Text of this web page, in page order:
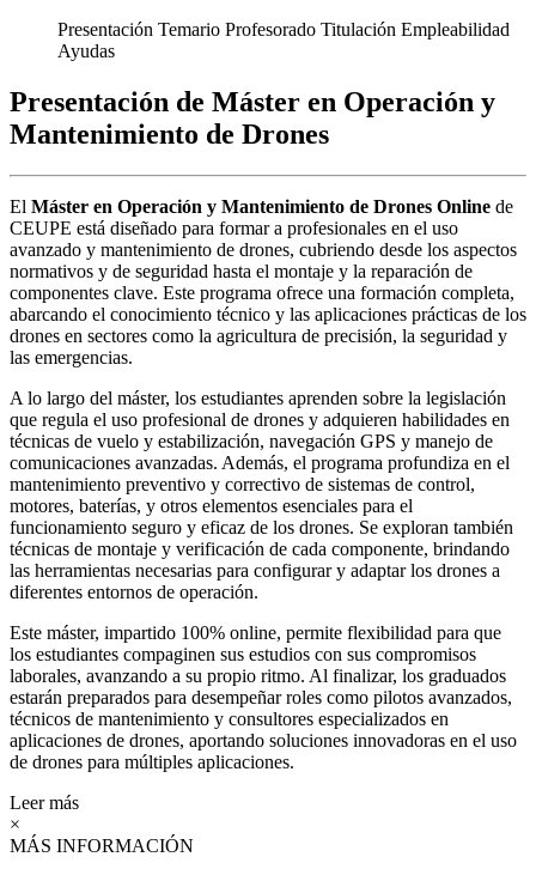
Presentación Temario Profesorado Titulación Empleabilidad
Ayudas
Presentación de Máster en Operación y
Mantenimiento de Drones
El Máster en Operación y Mantenimiento de Drones Online de
CEUPE está diseñado para formar a profesionales en el uso
avanzado y mantenimiento de drones, cubriendo desde los aspectos
normativos y de seguridad hasta el montaje y la reparación de
componentes clave. Este programa ofrece una formación completa,
abarcando el conocimiento técnico y las aplicaciones prácticas de los
drones en sectores como la agricultura de precisión, la seguridad y
las emergencias.
A lo largo del máster, los estudiantes aprenden sobre la legislación
que regula el uso profesional de drones y adquieren habilidades en
técnicas de vuelo y estabilización, navegación GPS y manejo de
comunicaciones avanzadas. Además, el programa profundiza en el
mantenimiento preventivo y correctivo de sistemas de control,
motores, baterías, y otros elementos esenciales para el
funcionamiento seguro y eficaz de los drones. Se exploran también
técnicas de montaje y verificación de cada componente, brindando
las herramientas necesarias para configurar y adaptar los drones a
diferentes entornos de operación.
Este máster, impartido 100% online, permite flexibilidad para que
los estudiantes compaginen sus estudios con sus compromisos
laborales, avanzando a su propio ritmo. Al finalizar, los graduados
estarán preparados para desempeñar roles como pilotos avanzados,
técnicos de mantenimiento y consultores especializados en
aplicaciones de drones, aportando soluciones innovadoras en el uso
de drones para múltiples aplicaciones.
Leer más
×
MÁS INFORMACIÓN